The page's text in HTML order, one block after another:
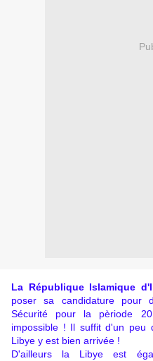
La République Islamique
poser sa candidature pour
Sécurité pour la pèriode
impossible ! Il suffit d'un peu
Libye y est bien arrivée !
D'ailleurs la Libye est